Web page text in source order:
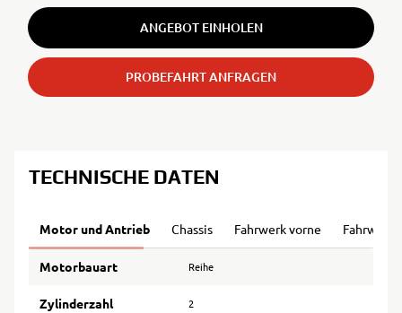
ANGEBOT EINHOLEN
PROBEFAHRT ANFRAGEN
TECHNISCHE DATEN
Motor und Antrieb Chassis Fahrwerk vorne Fahrwerk
Motorbauart Reihe
Zylinderzahl 2